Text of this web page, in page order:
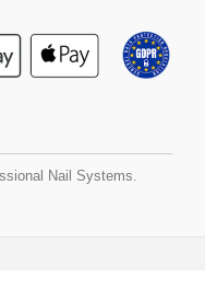
Nail Systems.